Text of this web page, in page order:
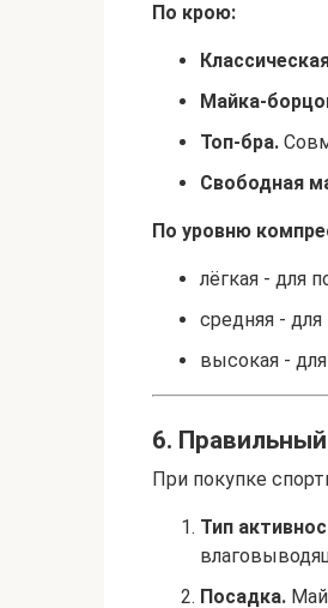
По крою:
Майка-
Топ-бра.
Свободная
По уровню
лёгкая - для
средняя -
высокая -
6.
При покупке
Тип
Посадка.